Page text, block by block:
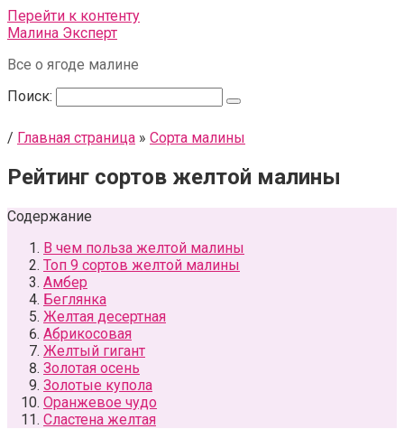
Перейти к контенту
Малина Эксперт
Все о ягоде малине
Поиск:
/ Главная страница » Сорта малины
Рейтинг сортов желтой малины
Содержание
В чем польза желтой малины
Топ 9 сортов желтой малины
Амбер
Беглянка
Желтая десертная
Абрикосовая
Желтый гигант
Золотая осень
Золотые купола
Оранжевое чудо
Сластена желтая